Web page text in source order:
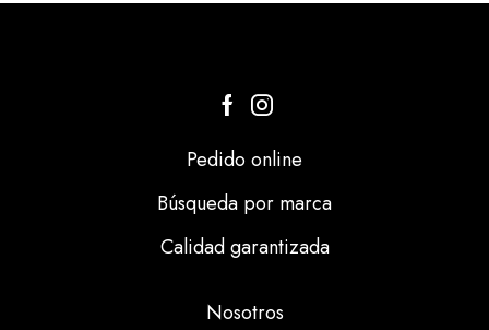
Pedido online
Búsqueda por marca
Calidad garantizada
Nosotros